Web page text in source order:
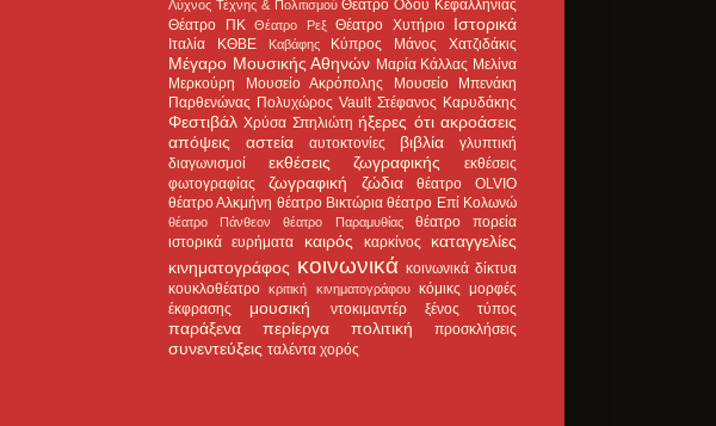
Λύχνος Τέχνης & Πολιτισμού Θέατρο Οδού Κεφαλληνίας
Θέατρο ΠΚ
Θέατρο Ρεξ Θέατρο Χυτήριο Ιστορικά
Ιταλία ΚΘΒΕ Καβάφης Κύπρος Μάνος Χατζιδάκις
Μέγαρο Μουσικής Αθηνών Μαρία Κάλλας Μελίνα
Μερκούρη
Μουσείο Ακρόπολης
Μουσείο Μπενάκη
Παρθενώνας Πολυχώρος Vault Στέφανος Καρυδάκης
Φεστιβάλ Χρύσα Σπηλιώτη ήξερες ότι ακροάσεις
απόψεις
αστεία αυτοκτονίες βιβλία
γλυπτική
διαγωνισμοί
εκθέσεις ζωγραφικής
εκθέσεις
φωτογραφίας
ζωγραφική ζώδια
θέατρο OLVIO
θέατρο Αλκμήνη θέατρο Βικτώρια θέατρο Επί Κολωνώ
θέατρο Πάνθεον θέατρο Παραμυθίας
θέατρο πορεία
ιστορικά ευρήματα
καιρός καρκίνος
καταγγελίες
κινηματογράφος κοινωνικά κοινωνικά δίκτυα
κουκλοθέατρο
κριτική κινηματογράφου κόμικς μορφές
έκφρασης
μουσική ντοκιμαντέρ ξένος τύπος
παράξενα περίεργα πολιτική προσκλήσεις
συνεντεύξεις ταλέντα χορός